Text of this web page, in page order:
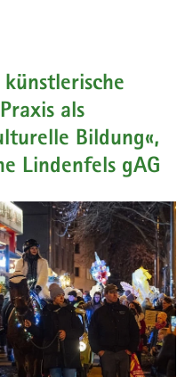
als
Bildung«,
Lindenfels gAG